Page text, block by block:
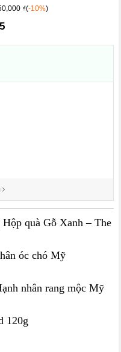
₫(-10%)
quà Gỗ Xanh – The
óc chó Mỹ
nhân rang mộc Mỹ
120g